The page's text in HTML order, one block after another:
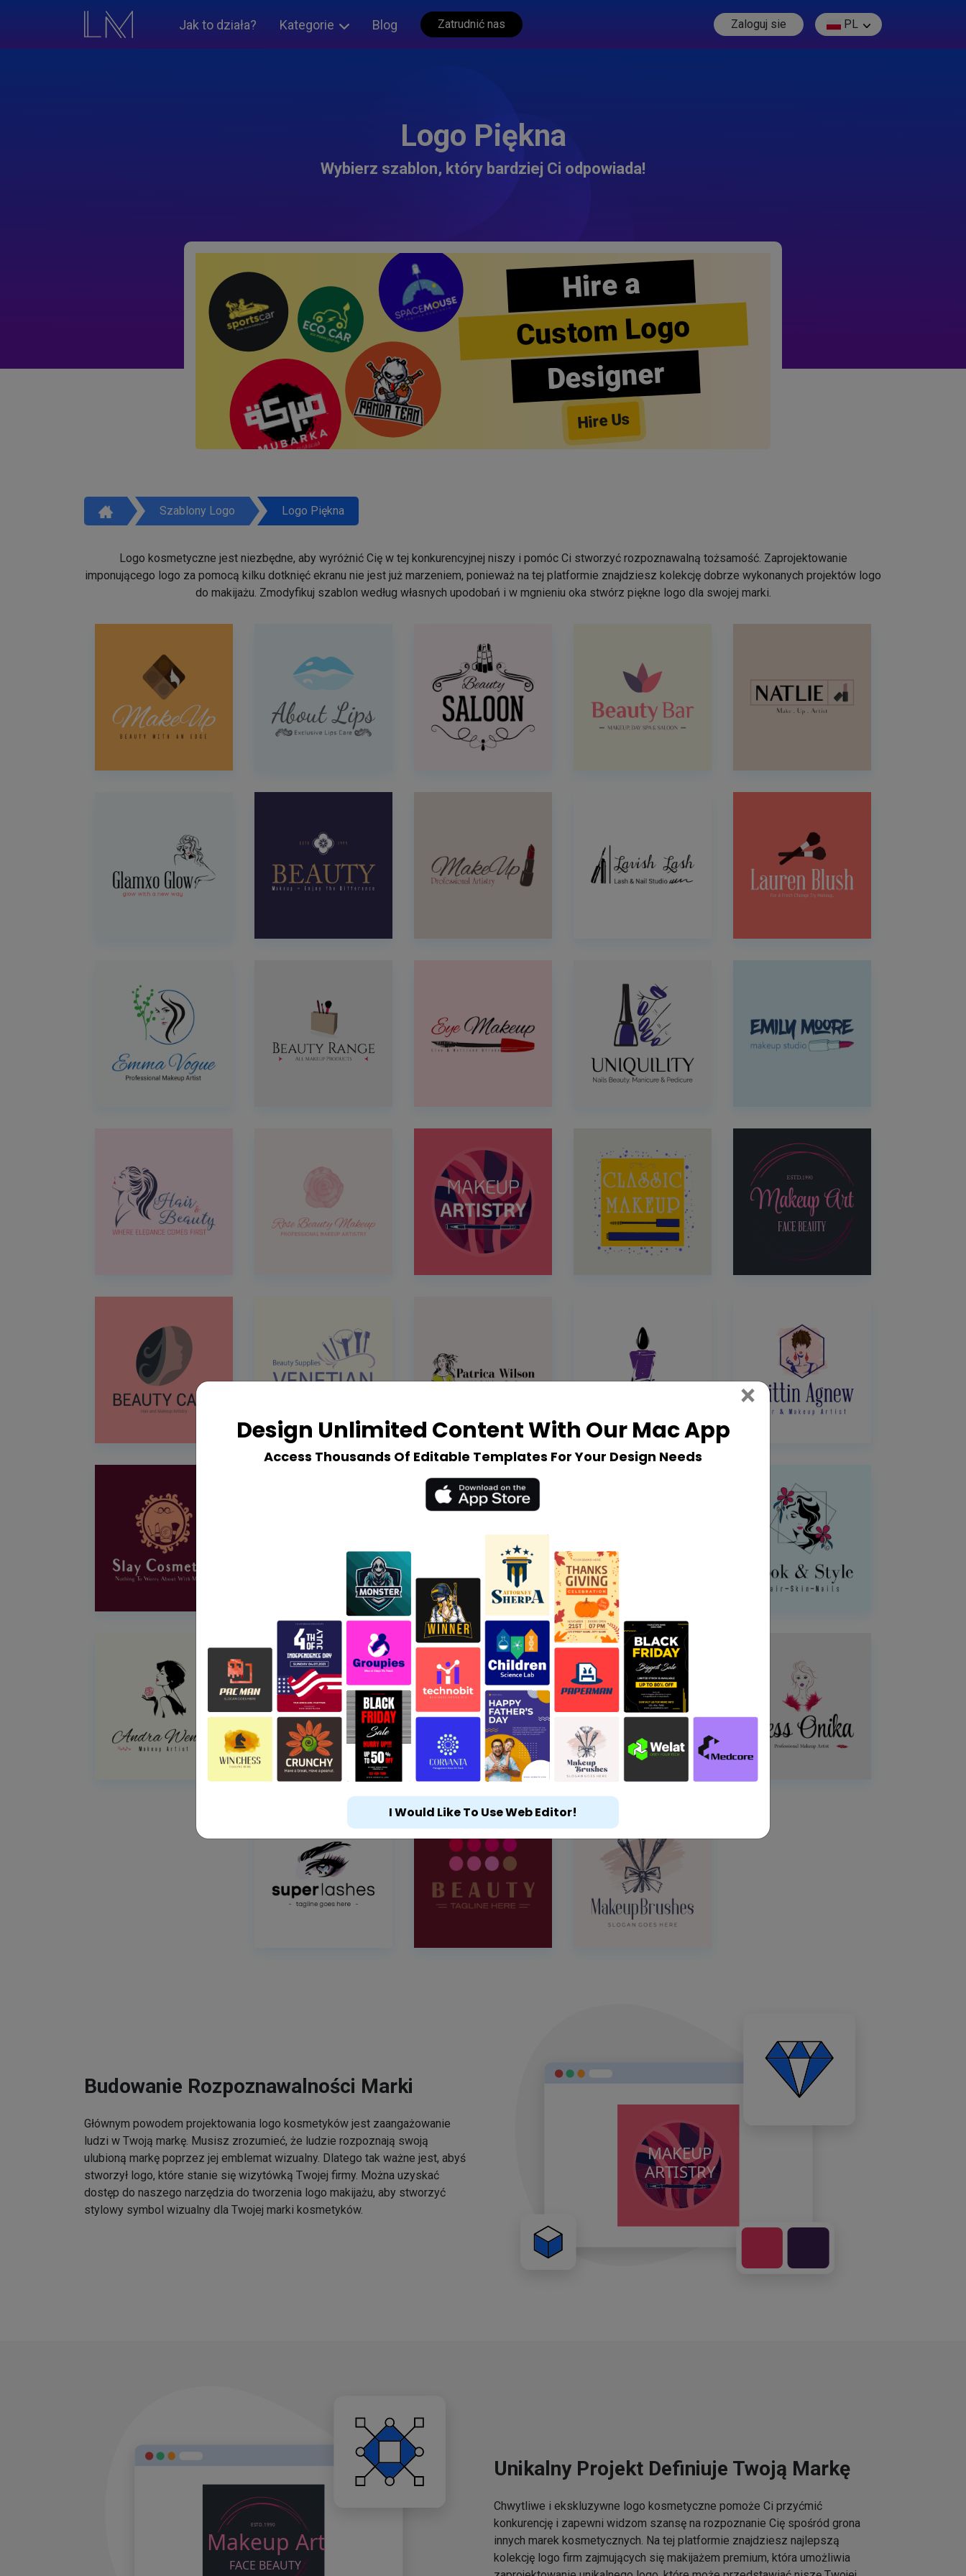
Jak to działa? Kategorie Blog Zatrudnić nas Zaloguj sie PL
Logo Piękna
Wybierz szablon, który bardziej Ci odpowiada!
Hire a
Custom Logo
Designer
Hire Us
Szablony Logo Logo Piękna
Logo kosmetyczne jest niezbędne, aby wyróżnić Cię w tej konkurencyjnej niszy i pomóc Ci stworzyć rozpoznawalną tożsamość. Zaprojektowanie
imponującego logo za pomocą kilku dotknięć ekranu nie jest już marzeniem, ponieważ na tej platformie znajdziesz kolekcję dobrze wykonanych projektów logo
do makijażu. Zmodyfikuj szablon według własnych upodobań i w mgnieniu oka stwórz piękne logo dla swojej marki.
Budowanie Rozpoznawalności Marki
Głównym powodem projektowania logo kosmetyków jest zaangażowanie
ludzi w Twoją markę. Musisz zrozumieć, że ludzie rozpoznają swoją
ulubioną markę poprzez jej emblemat wizualny. Dlatego tak ważne jest, abyś
stworzył logo, które stanie się wizytówką Twojej firmy. Można uzyskać
dostęp do naszego narzędzia do tworzenia logo makijażu, aby stworzyć
stylowy symbol wizualny dla Twojej marki kosmetyków.
Unikalny Projekt Definiuje Twoją Markę
Chwytliwe i ekskluzywne logo kosmetyczne pomoże Ci przyćmić
konkurencję i zapewni widzom szansę na rozpoznanie Cię spośród grona
innych marek kosmetycznych. Na tej platformie znajdziesz najlepszą
kolekcję logo firm zajmujących się makijażem premium, która umożliwia
Design Unlimited Content With Our Mac App
Access Thousands Of Editable Templates For Your Design Needs
× Close
I Would Like To Use Web Editor!